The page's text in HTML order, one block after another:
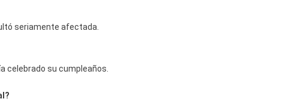
seriamente afectada.
celebrado su cumpleaños.